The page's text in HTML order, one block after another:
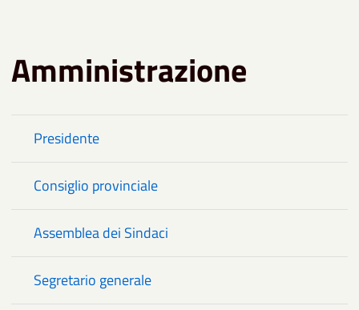
Amministrazione
Presidente
Consiglio provinciale
Assemblea dei Sindaci
Segretario generale